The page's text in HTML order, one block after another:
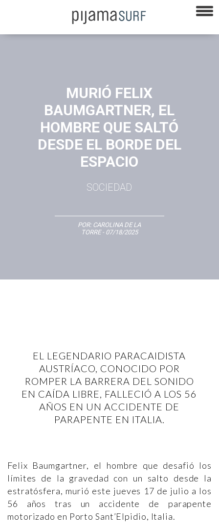
MURIÓ FELIX
BAUMGARTNER, EL
HOMBRE QUE SALTÓ
DESDE EL BORDE DEL
ESPACIO
SOCIEDAD
POR: CAROLINA DE LA
TORRE- 07/18/2025
EL LEGENDARIO PARACAIDISTA
AUSTRÍACO, CONOCIDO POR
ROMPER LA BARRERA DEL SONIDO
EN CAÍDA LIBRE, FALLECIÓ A LOS 56
AÑOS EN UN ACCIDENTE DE
PARAPENTE EN ITALIA.
Felix Baumgartner, el hombre que desafió los
límites de la gravedad con un salto desde la
estratósfera, murió este jueves 17 de julio a los
56 años tras un accidente de parapente
motorizado en Porto Sant’Elpidio, Italia.